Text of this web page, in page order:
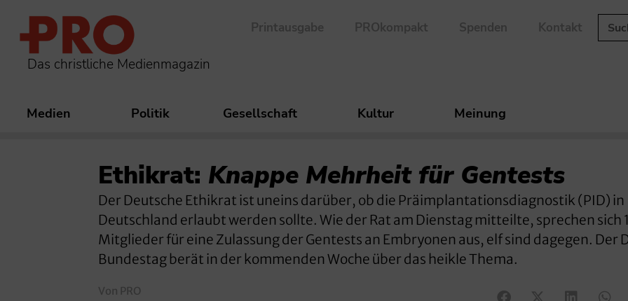
Das christliche Medienmagazin
Printausgabe PROkompakt Spenden Kontakt
Medien Politik Gesellschaft Kultur Meinung
Ethikrat: Knappe Mehrheit für Gentests
Der Deutsche Ethikrat ist uneins darüber, ob die Präimplantationsdiagnostik (PID) in
Deutschland erlaubt werden sollte. Wie der Rat am Dienstag mitteilte, sprechen sich
Mitglieder für eine Zulassung der Gentests an Embryonen aus, elf sind dagegen. Der
Bundestag berät in der kommenden Woche über das heikle Thema.
Von PRO